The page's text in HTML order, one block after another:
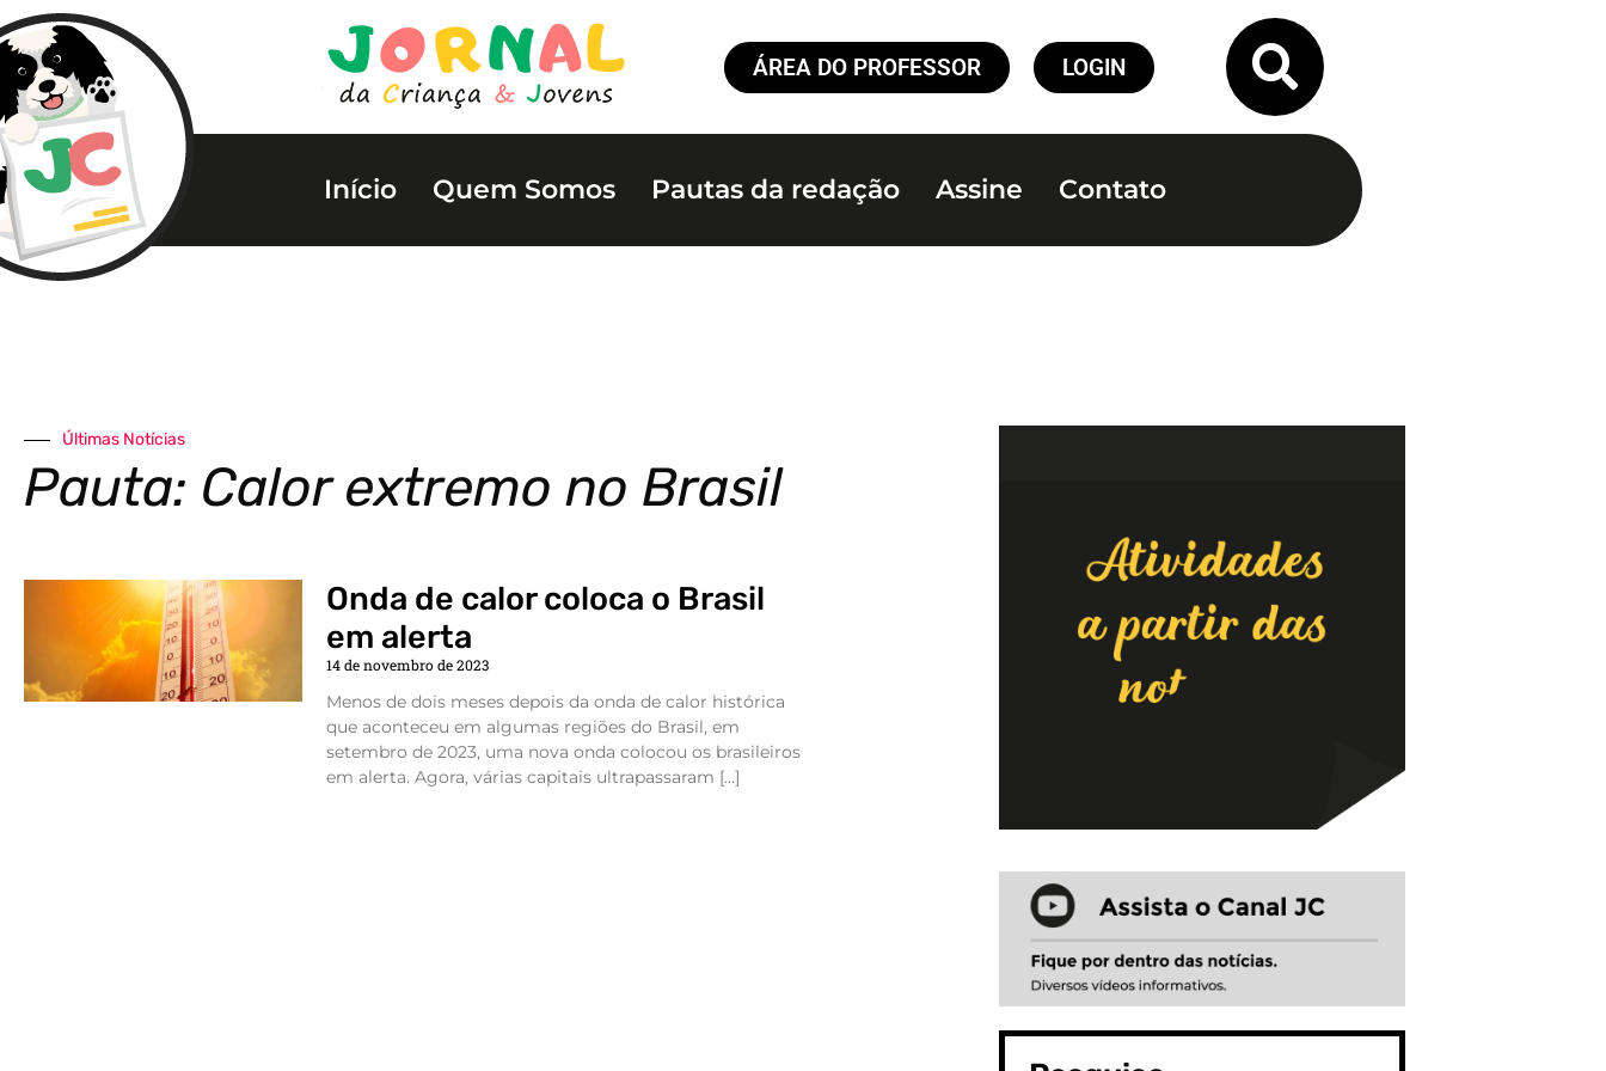
ÁREA DO PROFESSOR LOGIN
Início Quem Somos Pautas da redação Assine Contato
Últimas Notícias
Pauta: Calor extremo no Brasil
Onda de calor coloca o Brasil
em alerta
14 de novembro de 2023
Menos de dois meses depois da onda de calor histórica
que aconteceu em algumas regiões do Brasil, em
setembro de 2023, uma nova onda colocou os brasileiros
em alerta. Agora, várias capitais ultrapassaram […]